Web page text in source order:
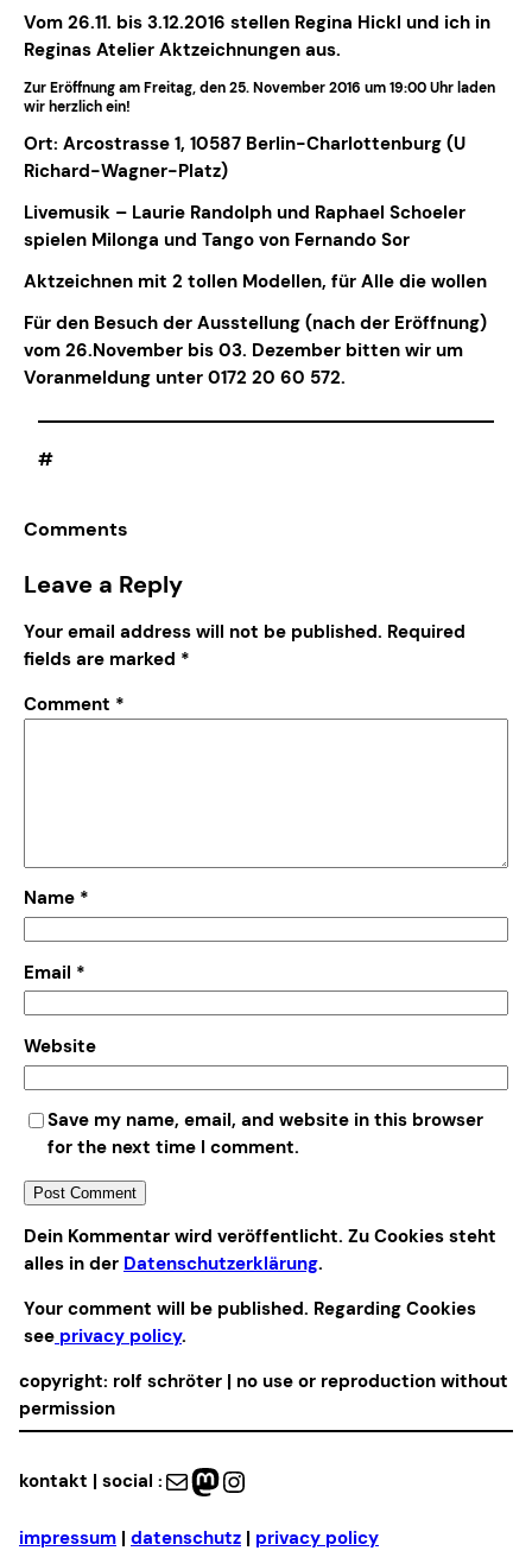
Vom 26.11. bis 3.12.2016 stellen Regina Hickl und ich in
Reginas Atelier Aktzeichnungen aus.
Zur Eröffnung am Freitag, den 25. November 2016 um 19:00 Uhr laden
wir herzlich ein!
Ort: Arcostrasse 1, 10587 Berlin-Charlottenburg (U
Richard-Wagner-Platz)
Livemusik – Laurie Randolph und Raphael Schoeler
spielen Milonga und Tango von Fernando Sor
Aktzeichnen mit 2 tollen Modellen, für Alle die wollen
Für den Besuch der Ausstellung (nach der Eröffnung)
vom 26.November bis 03. Dezember bitten wir um
Voranmeldung unter 0172 20 60 572.
#
Comments
Leave a Reply
Your email address will not be published. Required
fields are marked *
Comment *
Name *
Email *
Website
Save my name, email, and website in this browser
for the next time I comment.
Alternative:
Dein Kommentar wird veröffentlicht. Zu Cookies steht
alles in der Datenschutzerklärung.
Your comment will be published. Regarding Cookies
see privacy policy.
copyright: rolf schröter | no use or reproduction without
permission
kontakt | social : Mail Mastodon Instagram
impressum | datenschutz | privacy policy